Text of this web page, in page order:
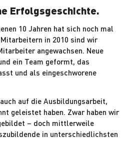
Erfolgsgeschichte.
10 Jahren hat sich noch mal
in 2010 sind wir
angewachsen. Neue
ein Team geformt, das
und als eingeschworene
auf die Ausbildungsarbeit,
geleistet haben. Zwar haben wir
– doch mittlerweile
in unterschiedlichsten